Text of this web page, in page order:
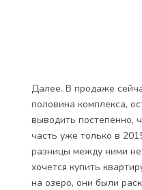
Далее. В продаже
половина комплекса,
выводить постепенно,
часть уже только в
разницы между ними
хочется купить
на озеро, они были